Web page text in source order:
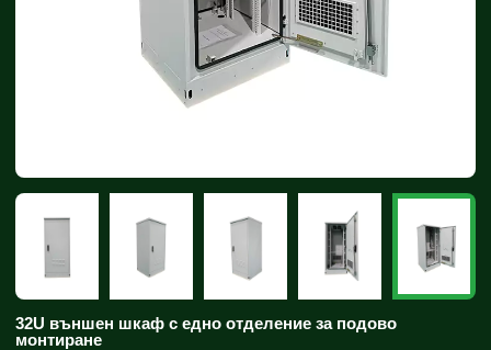
32U външен шкаф с едно отделение за подово
монтиране